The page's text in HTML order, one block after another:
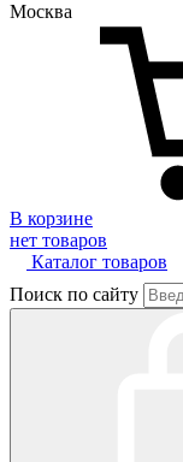
Москва
В корзине
нет товаров
Каталог товаров
Поиск по сайту